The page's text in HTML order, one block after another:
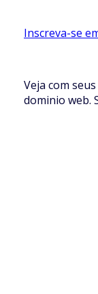
Inscreva-se
Veja com
dominio web.